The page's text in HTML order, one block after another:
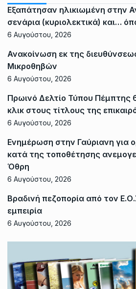
Εξαπάτησαν ηλικιωμένη στην
σενάρια (κυριολεκτικά) και…
6 Αυγούστου, 2026
Ανακοίνωση εκ της
Μικροθηβών
6 Αυγούστου, 2026
Πρωινό Δελτίο Τύπου Πέμπτης
κλικ στους τίτλους της
6 Αυγούστου, 2026
Ενημέρωση στην Γαύριανη για
κατά της τοποθέτησης
Όθρη
6 Αυγούστου, 2026
Βραδινή πεζοπορία από τον
εμπειρία
6 Αυγούστου, 2026